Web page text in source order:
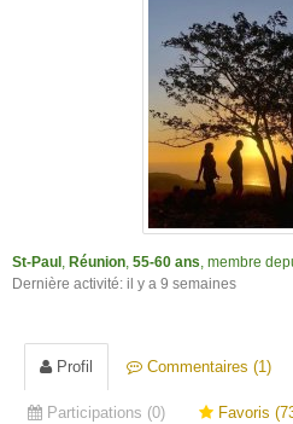
St-Paul Réunion 55-60 ans , membre
Dernière activité: il y a 9 semaines
Profil Commentaires (1)
Participations (0) Favoris